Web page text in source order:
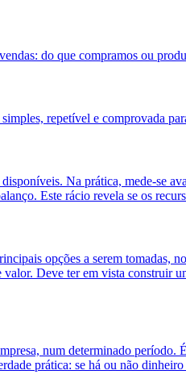
do que compramos ou
repetível e comprovada
Na prática, mede-se
Este rácio revela se os
opções a serem tomadas,
Deve ter em vista
num determinado
prática: se há ou não